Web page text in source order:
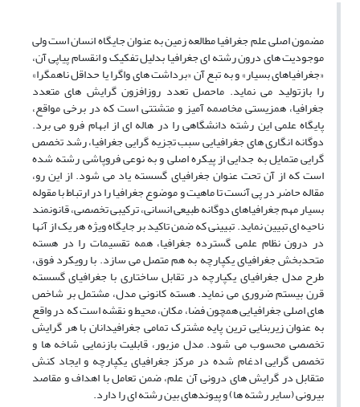
مضمون اصلی علم جغرافیا مطالعه زمین به عنوان جایگاه انسان است ولی
موجودیت های درون رشته ای جغرافیا بدلیل تفکیک و انقسام پیاپی آن،
«جغرافیاهای بسیار» و به تبع آن «برداشت های واگرا یا حداقل ناهمگرا»
را بازتولید می نماید. ماحصل تعدد روزافزون گرایش های متعدد
جغرافیا، همزیستی مخاصمه آمیز و متشتتی است که در برخی مواقع،
پایگاه علمی این رشته دانشگاهی را در هاله ای از ابهام فرو می برد.
دوگانه انگاری های جغرافیایی سبب تجزیه گرایی جغرافیا، رشد تخصص
گرایی متمایل به جدایی از پیکره اصلی و به نوعی فروپاشی رشته شده
است که از آن تحت عنوان جغرافیای گسسته یاد می شود. از این رو،
مقاله حاضر در پی آنست تا ماهیت و موضوع جغرافیا را در ارتباط با مقوله
بسیار مهم جغرافیاهای دوگانه طبیعی انسانی، ترکیبی تخصصی، قانونمند
ناحیه ای تبیین نماید. تبیینی که ضمن تاکید بر جایگاه ویژه هر یک از آنها
در درون نظام علمی گسترده جغرافیا، همه تقسیمات را در هسته
متحدبخش جغرافیای یکپارچه به هم متصل می سازد. با رویکرد فوق،
طرح مدل جغرافیای یکپارچه در تقابل ساختاری با جغرافیای گسسته
قرن بیستم ضروری می نماید. هسته کانونی مدل، مشتمل بر شاخص
های اصلی جغرافیایی همچون فضا، مکان، محیط و نقشه است که در واقع
به عنوان زیربنایی ترین پایه مشترک تمامی جغرافیدانان با هر گرایش
تخصصی محسوب می شود. مدل مزبور، قابلیت بازنمایی شاخه ها و
تخصص گرایی ادغام شده در مرکز جغرافیای یکپارچه و ایجاد کنش
متقابل در گرایش های درونی آن علم، ضمن تعامل با اهداف و مقاصد
بیرونی (سایر رشته ها) و پیوندهای بین رشته ای را دارد.